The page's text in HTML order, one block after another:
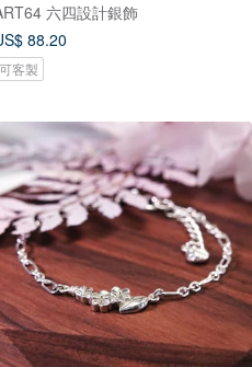
六四設計銀飾
88.20
可客製